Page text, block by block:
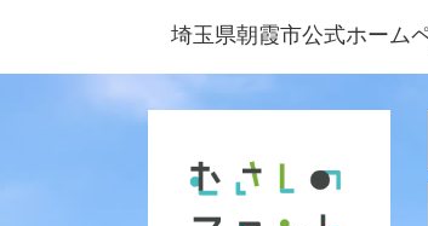
ジ
ュ
埼玉県朝霞市公式ホーム